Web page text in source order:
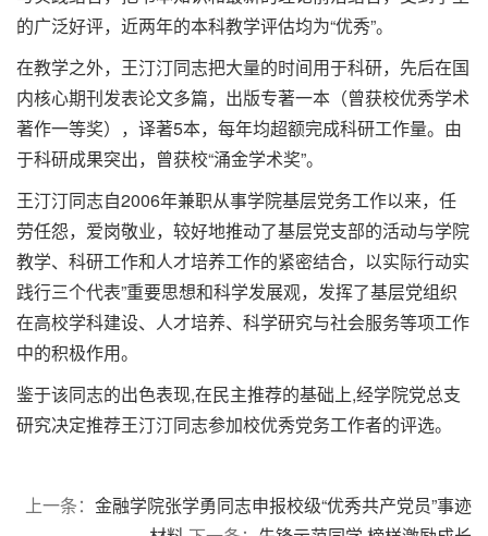
的广泛好评，近两年的本科教学评估均为“优秀”。
在教学之外，王汀汀同志把大量的时间用于科研，先后在国
内核心期刊发表论文多篇，出版专著一本（曾获校优秀学术
著作一等奖），译著5本，每年均超额完成科研工作量。由
于科研成果突出，曾获校“涌金学术奖”。
王汀汀同志自2006年兼职从事学院基层党务工作以来，任
劳任怨，爱岗敬业，较好地推动了基层党支部的活动与学院
教学、科研工作和人才培养工作的紧密结合，以实际行动实
践行三个代表”重要思想和科学发展观，发挥了基层党组织
在高校学科建设、人才培养、科学研究与社会服务等项工作
中的积极作用。
鉴于该同志的出色表现,在民主推荐的基础上,经学院党总支
研究决定推荐王汀汀同志参加校优秀党务工作者的评选。
上一条： 金融学院张学勇同志申报校级“优秀共产党员”事迹